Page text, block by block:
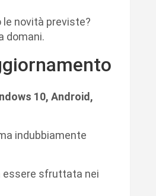
le novità previste?
domani.
10, Android,
indubbiamente
essere sfruttata nei